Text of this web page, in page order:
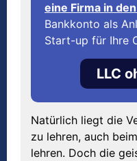
eine Firma in
Bankkonto als
Start-up für Ihre
LLC
Natürlich liegt die
zu lehren, auch
lehren. Doch die